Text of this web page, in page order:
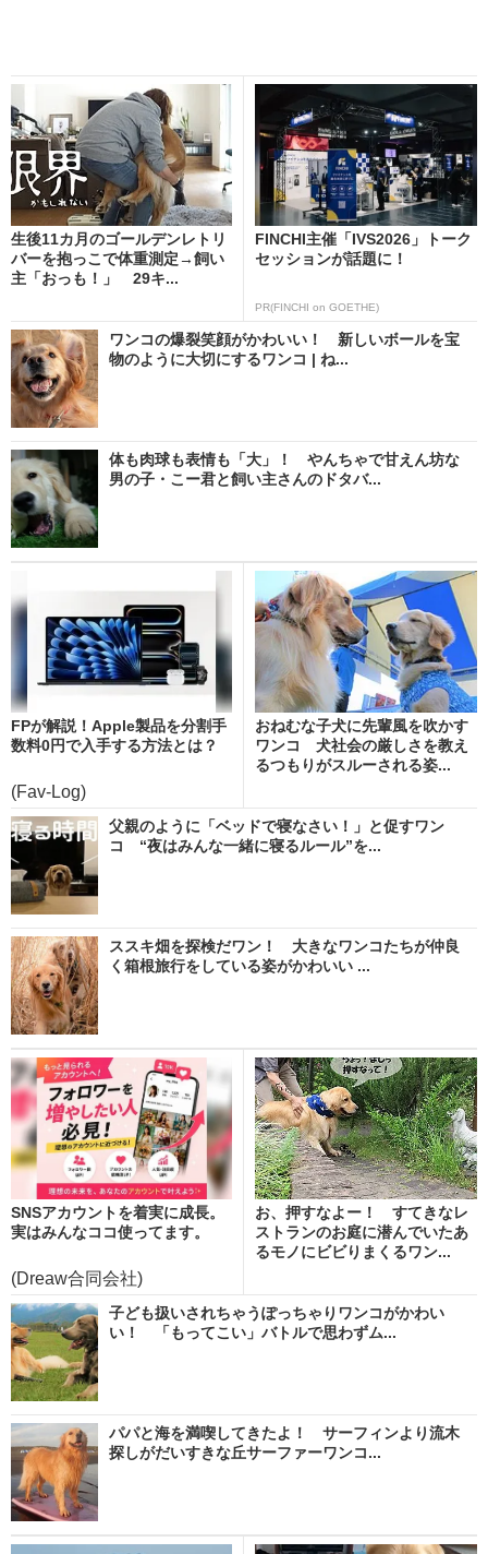
生後11カ月のゴールデンレトリ
バーを抱っこで体重測定→飼い
主「おっも！」 29キ...
FINCHI主催「IVS2026」トーク
セッションが話題に！
PR(FINCHI on GOETHE)
ワンコの爆裂笑顔がかわいい！ 新しいボールを宝
物のように大切にするワンコ | ね...
体も肉球も表情も「大」！ やんちゃで甘えん坊な
男の子・こー君と飼い主さんのドタバ...
FPが解説！Apple製品を分割手
数料0円で入手する方法とは？
(Fav-Log)
おねむな子犬に先輩風を吹かす
ワンコ 犬社会の厳しさを教え
るつもりがスルーされる姿...
父親のように「ベッドで寝なさい！」と促すワン
コ “夜はみんな一緒に寝るルール”を...
ススキ畑を探検だワン！ 大きなワンコたちが仲良
く箱根旅行をしている姿がかわいい ...
SNSアカウントを着実に成長。
実はみんなココ使ってます。
(Dreaw合同会社)
お、押すなよー！ すてきなレ
ストランのお庭に潜んでいたあ
るモノにビビりまくるワン...
子ども扱いされちゃうぽっちゃりワンコがかわい
い！ 「もってこい」バトルで思わずム...
パパと海を満喫してきたよ！ サーフィンより流木
探しがだいすきな丘サーファーワンコ...